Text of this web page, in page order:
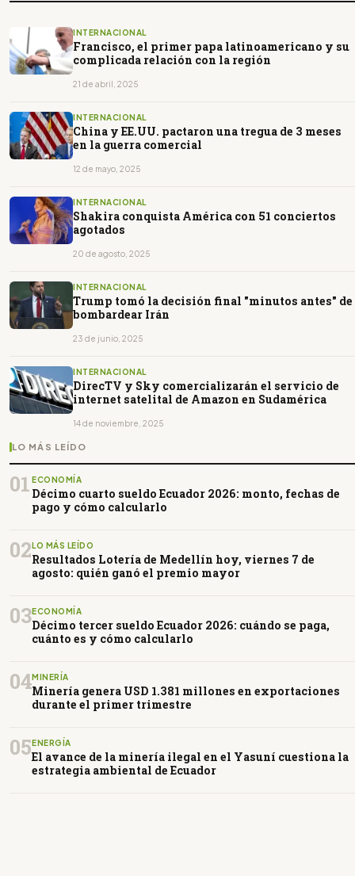
INTERNACIONAL
Francisco, el primer papa latinoamericano y su
complicada relación con la región
21 de abril, 2025
INTERNACIONAL
China y EE.UU. pactaron una tregua de 3 meses
en la guerra comercial
12 de mayo, 2025
INTERNACIONAL
Shakira conquista América con 51 conciertos
agotados
20 de agosto, 2025
INTERNACIONAL
Trump tomó la decisión final "minutos antes" de
bombardear Irán
23 de junio, 2025
INTERNACIONAL
DirecTV y Sky comercializarán el servicio de
internet satelital de Amazon en Sudamérica
14 de noviembre, 2025
LO MÁS LEÍDO
01 ECONOMÍA
Décimo cuarto sueldo Ecuador 2026: monto, fechas de
pago y cómo calcularlo
02LO MÁS LEÍDO
Resultados Lotería de Medellín hoy, viernes 7 de
agosto: quién ganó el premio mayor
03ECONOMÍA
Décimo tercer sueldo Ecuador 2026: cuándo se paga,
cuánto es y cómo calcularlo
04MINERÍA
Minería genera USD 1.381 millones en exportaciones
durante el primer trimestre
05ENERGÍA
El avance de la minería ilegal en el Yasuní cuestiona la
estrategia ambiental de Ecuador